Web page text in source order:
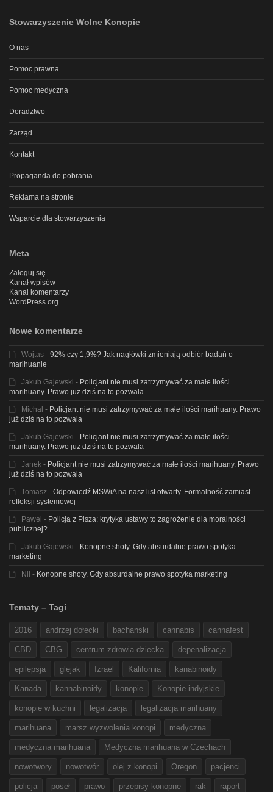
Stowarzyszenie Wolne Konopie
O nas
Pomoc prawna
Pomoc medyczna
Doradztwo
Zarząd
Kontakt
Propaganda do pobrania
Reklama na stronie
Wsparcie dla stowarzyszenia
Meta
Zaloguj się
Kanał wpisów
Kanał komentarzy
WordPress.org
Nowe komentarze
Wojtas - 92% czy 1,9%? Jak nagłówki zmieniają odbiór badań o
marihuanie
Jakub Gajewski - Policjant nie musi zatrzymywać za małe ilości
marihuany. Prawo już dziś na to pozwala
Michal - Policjant nie musi zatrzymywać za małe ilości marihuany. Prawo
już dziś na to pozwala
Jakub Gajewski - Policjant nie musi zatrzymywać za małe ilości
marihuany. Prawo już dziś na to pozwala
Janek - Policjant nie musi zatrzymywać za małe ilości marihuany. Prawo
już dziś na to pozwala
Tomasz - Odpowiedź MSWiA na nasz list otwarty. Formalność zamiast
refleksji systemowej
Pawel - Policja z Pisza: krytyka ustawy to zagrożenie dla moralności
publicznej?
Jakub Gajewski - Konopne shoty. Gdy absurdalne prawo spotyka
marketing
Nil - Konopne shoty. Gdy absurdalne prawo spotyka marketing
Tematy – Tagi
2016 andrzej dołecki bachanski cannabis cannafest
CBD CBG centrum zdrowia dziecka depenalizacja
epilepsja glejak Izrael Kalifornia kanabinoidy
Kanada kannabinoidy konopie Konopie indyjskie
konopie w kuchni legalizacja legalizacja marihuany
marihuana marsz wyzwolenia konopi medyczna
medyczna marihuana Medyczna marihuana w Czechach
nowotwory nowotwór olej z konopi Oregon pacjenci
policja poseł prawo przepisy konopne rak raport